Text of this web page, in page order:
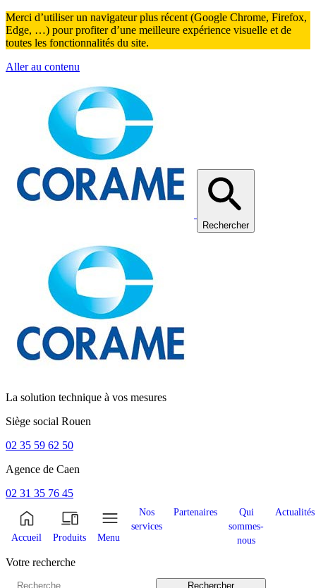
Merci d’utiliser un navigateur plus récent (Google Chrome, Firefox,
Edge, …) pour profiter d’une meilleure expérience visuelle et de
toutes les fonctionnalités du site.
Aller au contenu
Rechercher
La solution technique à vos mesures
Siège social Rouen
02 35 59 62 50
Agence de Caen
02 31 35 76 45
Accueil Produits Menu
Nos
services
Partenaires
Qui
sommes-
nous
Actualités
Votre recherche
Rechercher